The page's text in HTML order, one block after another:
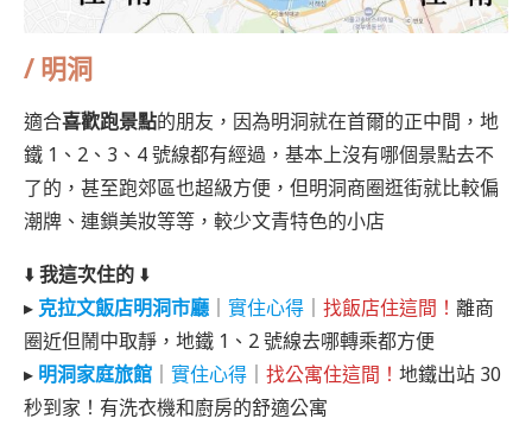
/ 明洞
適合喜歡跑景點的朋友，因為明洞就在首爾的正中間，地
鐵 1、2、3、4 號線都有經過，基本上沒有哪個景點去不
了的，甚至跑郊區也超級方便，但明洞商圈逛街就比較偏
潮牌、連鎖美妝等等，較少文青特色的小店
⬇️我這次住的 ⬇️
▸ 克拉文飯店明洞市廳 實住心得 找飯店住這間！ 離商
圈近但鬧中取靜，地鐵 1、2 號線去哪轉乘都方便
▸ 明洞家庭旅館 實住心得 找公寓住這間！ 地鐵出站 30
秒到家！有洗衣機和廚房的舒適公寓